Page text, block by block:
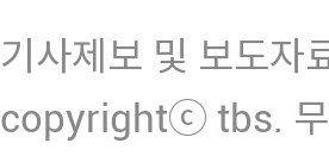
기사제보 및 보도
copyrightⓒ tbs. 무